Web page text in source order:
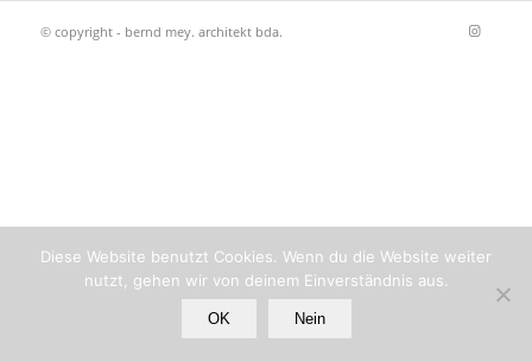
© copyright - bernd mey. architekt bda.
Diese Website benutzt Cookies. Wenn du die Website weiter
nutzt, gehen wir von deinem Einverständnis aus.
OK Nein